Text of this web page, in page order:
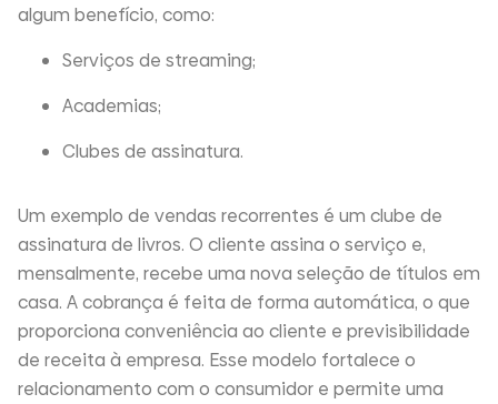
algum benefício, como:
Serviços de streaming;
Academias;
Clubes de assinatura.
Um exemplo de vendas recorrentes é um clube de
assinatura de livros. O cliente assina o serviço e,
mensalmente, recebe uma nova seleção de títulos em
casa. A cobrança é feita de forma automática, o que
proporciona conveniência ao cliente e previsibilidade
de receita à empresa. Esse modelo fortalece o
relacionamento com o consumidor e permite uma